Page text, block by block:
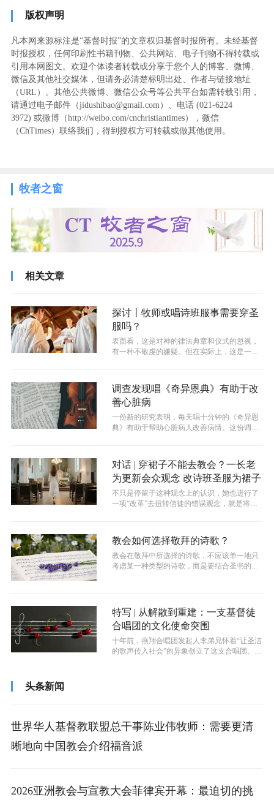
版权声明
凡本网来源标注是“基督时报”的文章权归基督时报所有。未经基督
时报授权，任何印刷性书籍刊物、公共网站、电子刊物不得转载或
引用本网图文。欢迎个体读者转载或分享于您个人的博客、微博、
微信及其他社交媒体，但请务必清楚标明出处、作者与链接地址
（URL）。其他公共微博、微信公众号等公共平台如需转载引用，
请通过电子邮件（jidushibao@gmail.com）、电话 (021-6224
3972) ‬或微博（http://weibo.com/cnchristiantimes），微信
（ChTimes）联络我们，得到授权方可转载或做其他使用。
牧者之窗
相关文章
探讨丨牧师或唱诗班服事需要穿圣
服吗？
表面看，这是对神的律法典章和仪式的忽视，
有一种不敬虔的嫌疑。但在实际上，这是一种
调查发现唱《奇异恩典》有助于改
善心脏病
一份新的研究表明，每天唱十分钟的《奇异恩
典》有助于帮助心脏病人改善病情。这份调查
对话 | 穿裙子不能去教会？一长老
为更新会众观念 改诗班圣服为裙子
不只是停留于这种观念上的认识，她也进行了
一项“改革”去扭转信徒的错误观念，就是将诗
教会如何选择敬拜的诗歌？
教会在敬拜中所选择的诗歌，不应该单一地只
考虑某一种类型的诗歌，而是要结合圣书的教
特写 | 从解散到重建：一支基督徒
合唱团的文化使命突围
十年前，燕翔合唱团发起人李弟兄怀着“让圣洁
的歌声传入社会”的异象创立了这支合唱团。十
头条新闻
世界华人基督教联盟总干事陈业伟牧师：需要更清
晰地向中国教会介绍福音派
2026亚洲教会与宣教大会菲律宾开幕：最迫切的挑